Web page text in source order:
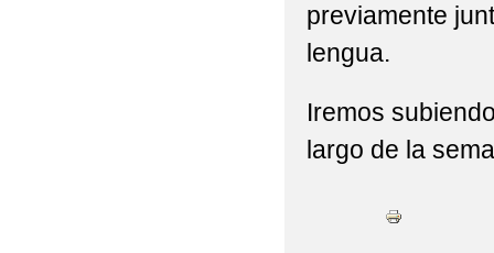
previamente
lengua.
Iremos
largo de la